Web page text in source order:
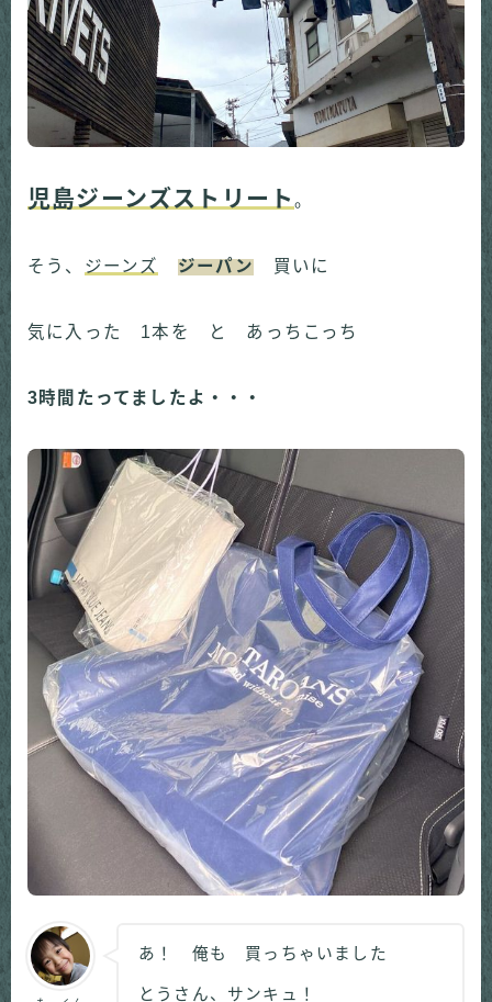
児島ジーンズストリート 。
そう、 ジーンズ ジーパン 買いに
気に入った 1本を と あっちこっち
3時間たってましたよ・・・
あ！ 俺も 買っちゃいました
とうさん、サンキュ！